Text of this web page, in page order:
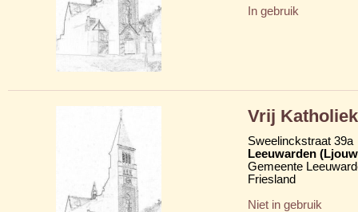
In gebruik
Vrij
Sweelinckstraat 39a
Leeuwarden
Gemeente
Friesland
Niet in gebruik